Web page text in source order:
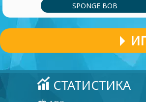
SPONGE BOB